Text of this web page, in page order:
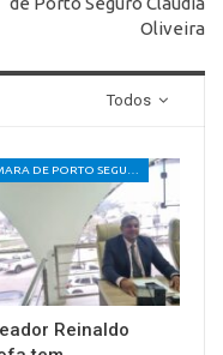
Oliveira
Todos
Reinaldo